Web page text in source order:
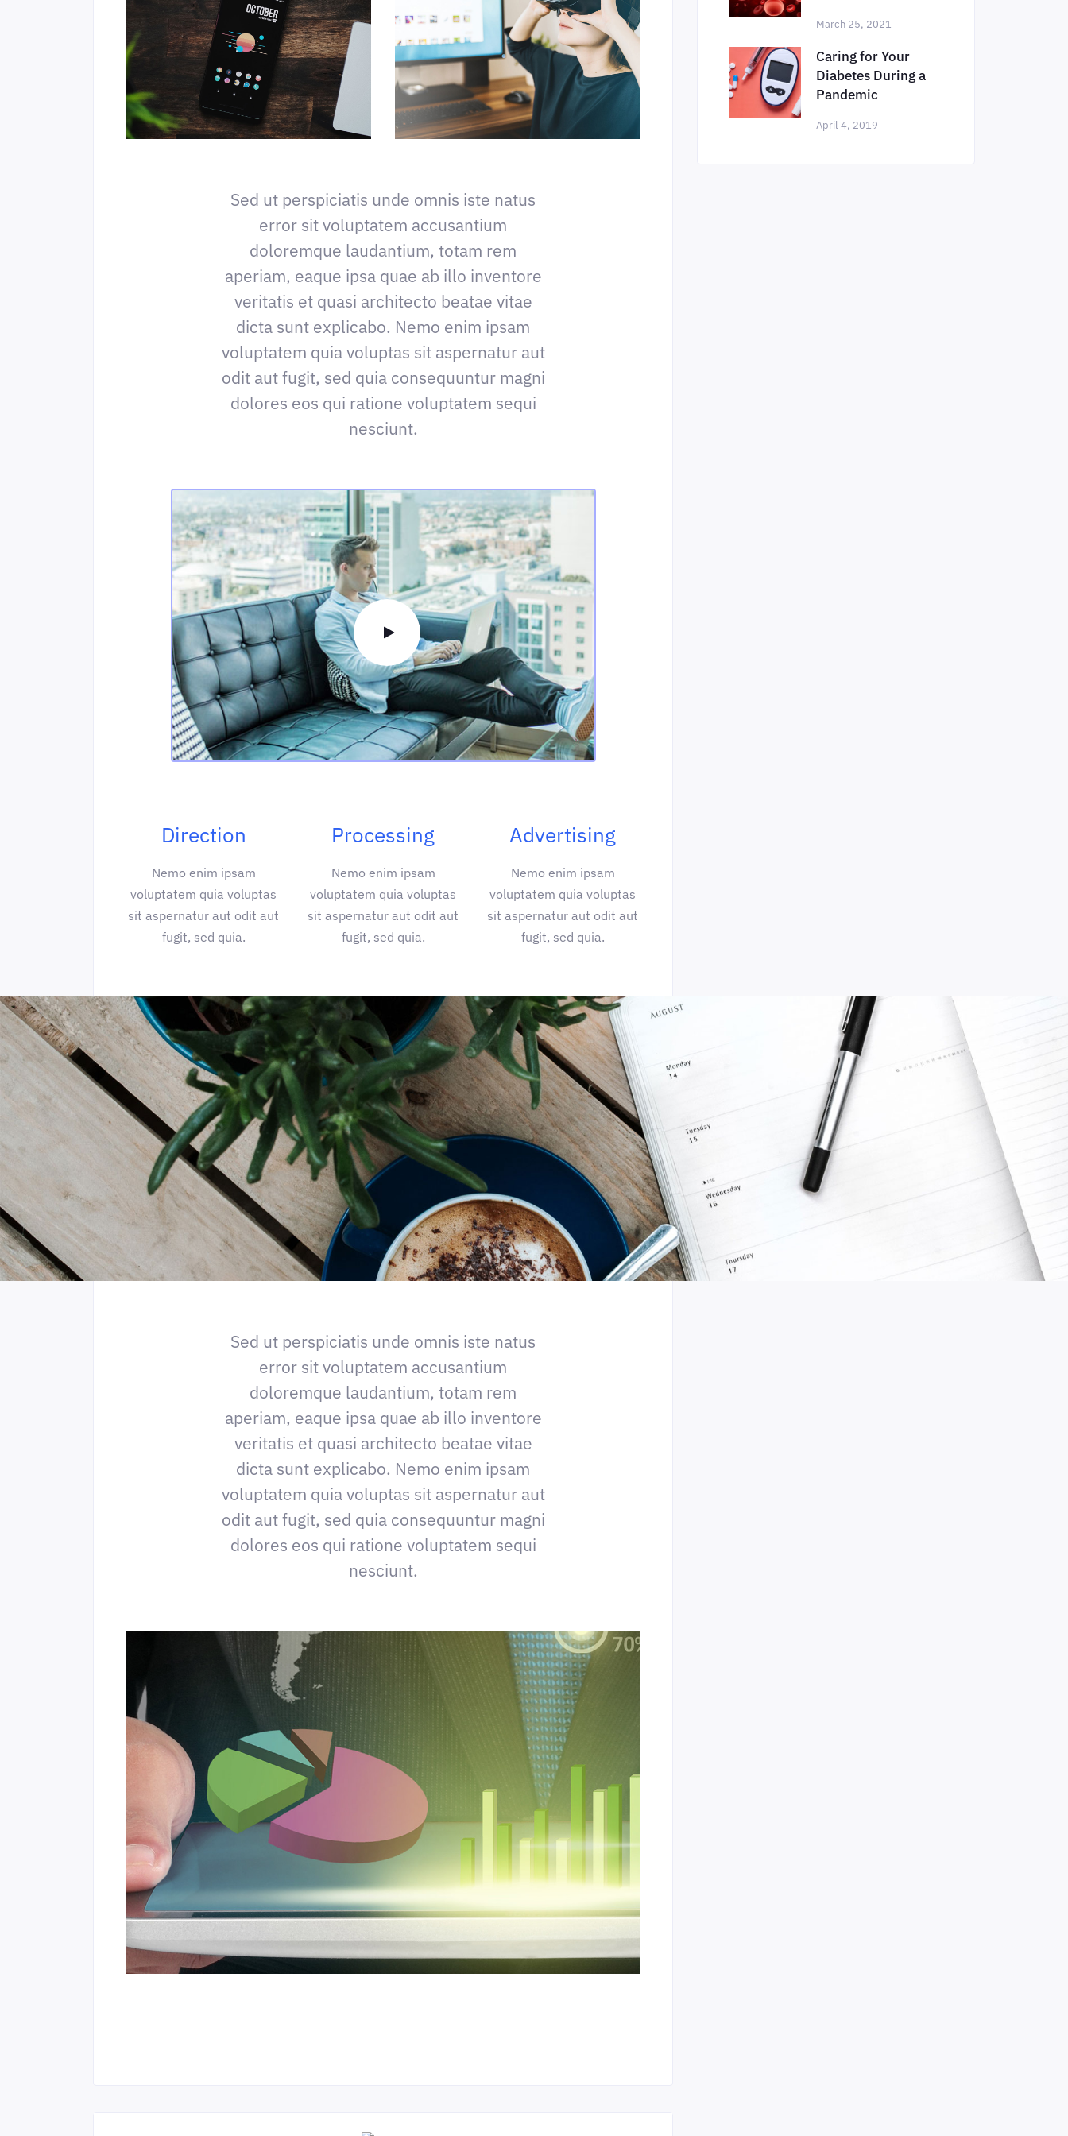
Sed ut perspiciatis unde omnis iste natus
error sit voluptatem accusantium
doloremque laudantium, totam rem
aperiam, eaque ipsa quae ab illo inventore
veritatis et quasi architecto beatae vitae
dicta sunt explicabo. Nemo enim ipsam
voluptatem quia voluptas sit aspernatur aut
odit aut fugit, sed quia consequuntur magni
dolores eos qui ratione voluptatem sequi
nesciunt.
Direction
Nemo enim ipsam
voluptatem quia voluptas
sit aspernatur aut odit aut
fugit, sed quia.
Processing
Nemo enim ipsam
voluptatem quia voluptas
sit aspernatur aut odit aut
fugit, sed quia.
Advertising
Nemo enim ipsam
voluptatem quia voluptas
sit aspernatur aut odit aut
fugit, sed quia.
Sed ut perspiciatis unde omnis iste natus
error sit voluptatem accusantium
doloremque laudantium, totam rem
aperiam, eaque ipsa quae ab illo inventore
veritatis et quasi architecto beatae vitae
dicta sunt explicabo. Nemo enim ipsam
voluptatem quia voluptas sit aspernatur aut
odit aut fugit, sed quia consequuntur magni
dolores eos qui ratione voluptatem sequi
nesciunt.
March 25, 2021
Caring for Your
Diabetes During a
Pandemic
April 4, 2019